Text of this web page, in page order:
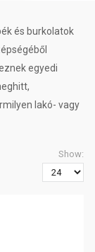
és burkolatok
egyedi
lakó- vagy
Show: